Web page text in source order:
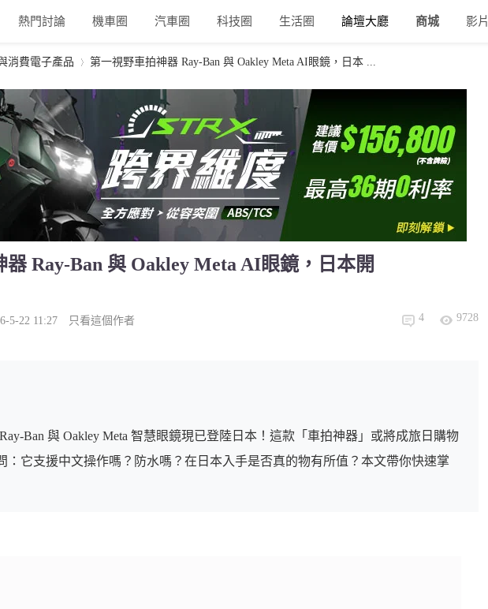
熱門討論 機車圈 汽車圈 科技圈 生活圈 論壇大廳 商城 影片
消費電子產品 第一視野車拍神器 Ray-Ban 與 Oakley Meta AI眼鏡，日本 ...
器 Ray-Ban 與 Oakley Meta AI眼鏡，日本開
5-22 11:27 只看這個作者 4 9728
Ban 與 Oakley Meta 智慧眼鏡現已登陸日本！這款「車拍神器」或將成旅日購物
：它支援中文操作嗎？防水嗎？在日本入手是否真的物有所值？本文帶你快速掌